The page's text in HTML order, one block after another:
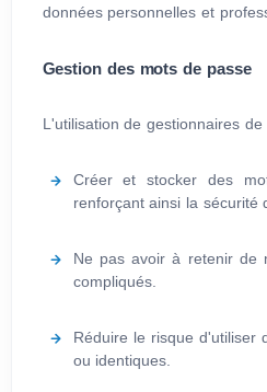
données personnelles et
Gestion des mots de passe
L'utilisation de gestionnaires
Créer et stocker des
renforçant ainsi la sécurité
Ne pas avoir à retenir de
compliqués.
Réduire le risque d'utiliser
ou identiques.